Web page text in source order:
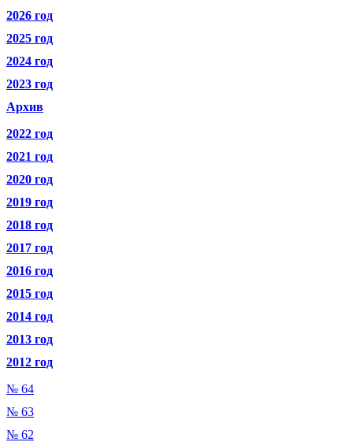
2026 год
2025 год
2024 год
2023 год
Архив
2022 год
2021 год
2020 год
2019 год
2018 год
2017 год
2016 год
2015 год
2014 год
2013 год
2012 год
№ 64
№ 63
№ 62